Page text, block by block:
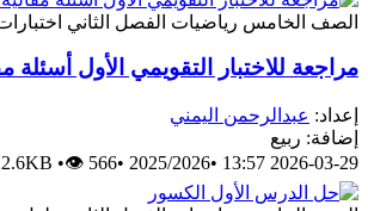
الصف الخامس رياضيات الفصل الثاني
مراجعة للاختبار التقويمي الأول
إعداد: عبدالرحمن اليمني
إضافة: ربيع
2026-03-29 13:57
•
2025/2026
•
•👁 566